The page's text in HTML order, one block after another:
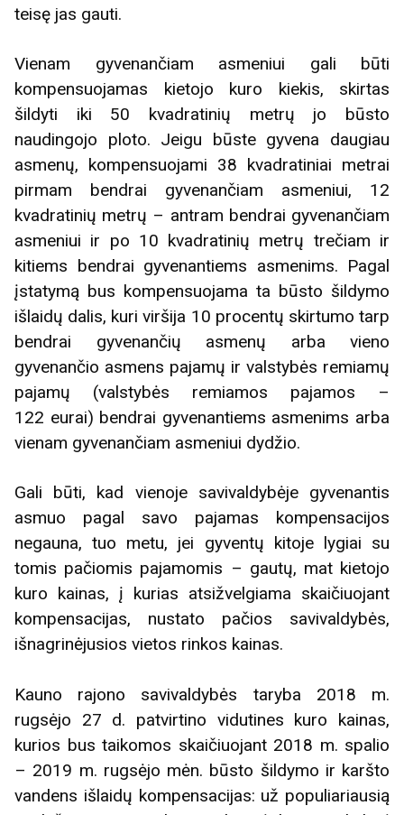
teisę jas gauti.
Vienam gyvenančiam asmeniui gali būti
kompensuojamas kietojo kuro kiekis, skirtas
šildyti iki 50 kvadratinių metrų jo būsto
naudingojo ploto. Jeigu būste gyvena daugiau
asmenų, kompensuojami 38 kvadratiniai metrai
pirmam bendrai gyvenančiam asmeniui, 12
kvadratinių metrų – antram bendrai gyvenančiam
asmeniui ir po 10 kvadratinių metrų trečiam ir
kitiems bendrai gyvenantiems asmenims. Pagal
įstatymą bus kompensuojama ta būsto šildymo
išlaidų dalis, kuri viršija 10 procentų skirtumo tarp
bendrai gyvenančių asmenų arba vieno
gyvenančio asmens pajamų ir valstybės remiamų
pajamų (valstybės remiamos pajamos –
122 eurai) bendrai gyvenantiems asmenims arba
vienam gyvenančiam asmeniui dydžio.
Gali būti, kad vienoje savivaldybėje gyvenantis
asmuo pagal savo pajamas kompensacijos
negauna, tuo metu, jei gyventų kitoje lygiai su
tomis pačiomis pajamomis – gautų, mat kietojo
kuro kainas, į kurias atsižvelgiama skaičiuojant
kompensacijas, nustato pačios savivaldybės,
išnagrinėjusios vietos rinkos kainas.
Kauno rajono savivaldybės taryba 2018 m.
rugsėjo 27 d. patvirtino vidutines kuro kainas,
kurios bus taikomos skaičiuojant 2018 m. spalio
– 2019 m. rugsėjo mėn. būsto šildymo ir karšto
vandens išlaidų kompensacijas: už populiariausią